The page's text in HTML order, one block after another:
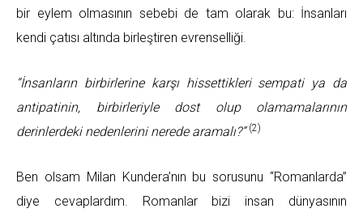
bir eylem olmasının sebebi de tam olarak bu: İnsanları
kendi çatısı altında birleştiren evrenselliği.
“İnsanların birbirlerine karşı hissettikleri sempati ya da
antipatinin, birbirleriyle dost olup olamamalarının
derinlerdeki nedenlerini nerede aramalı?” (2)
Ben olsam Milan Kundera’nın bu sorusunu “Romanlarda”
diye cevaplardım. Romanlar bizi insan dünyasının